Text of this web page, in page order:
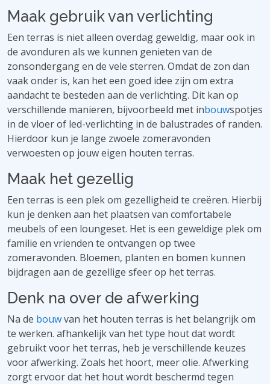
Maak gebruik van verlichting
Een terras is niet alleen overdag geweldig, maar ook in
de avonduren als we kunnen genieten van de
zonsondergang en de vele sterren. Omdat de zon dan
vaak onder is, kan het een goed idee zijn om extra
aandacht te besteden aan de verlichting. Dit kan op
verschillende manieren, bijvoorbeeld met inbouwspotjes
in de vloer of led-verlichting in de balustrades of randen.
Hierdoor kun je lange zwoele zomeravonden
verwoesten op jouw eigen houten terras.
Maak het gezellig
Een terras is een plek om gezelligheid te creëren. Hierbij
kun je denken aan het plaatsen van comfortabele
meubels of een loungeset. Het is een geweldige plek om
familie en vrienden te ontvangen op twee
zomeravonden. Bloemen, planten en bomen kunnen
bijdragen aan de gezellige sfeer op het terras.
Denk na over de afwerking
Na de bouwvan het houten terras is het belangrijk om
te werken. afhankelijk van het type hout dat wordt
gebruikt voor het terras, heb je verschillende keuzes
voor afwerking. Zoals het hoort, meer olie. Afwerking
zorgt ervoor dat het hout wordt beschermd tegen